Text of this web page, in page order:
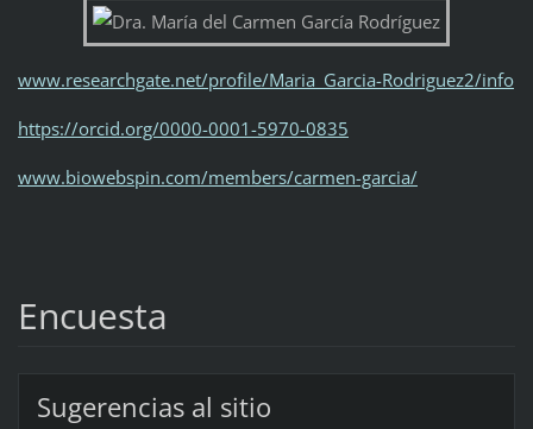
www.researchgate.net/profile/Maria_Garcia-Rodriguez2/info
https://orcid.org/0000-0001-5970-0835
www.biowebspin.com/members/carmen-garcia/
Encuesta
Sugerencias al sitio